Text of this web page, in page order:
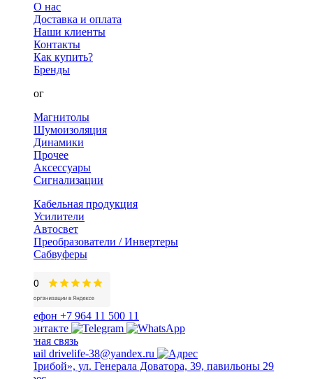
О нас
Доставка и оплата
Наши клиенты
Контакты
Как купить?
Бренды
Каталог
Магнитолы
Шумоизоляция
Динамики
Прочее
Аксессуары
Сигнализации
Кабельная продукция
Усилители
Автосвет
Преобразователи / Инвертеры
Сабвуферы
+7 964 11 500 11
Обратная связь
drivelife-38@yandex.ru
ТЦ «Прибой», ул. Генерала Доватора, 39, павильоны 29